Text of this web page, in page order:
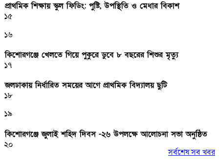
প্রাথমিক শিক্ষায় স্কুল ফিডিং: পুষ্টি, উপস্থিতি ও মেধার বিকাশ
১৫
১৬
কিশোরগঞ্জে খেলতে গিয়ে পুকুরে ডুবে ৮ বছরের শিশুর মৃত্যু
১৭
জলঢাকায় নির্ধারিত সময়ের আগে প্রাথমিক বিদ্যালয় ছুটি
১৮
১৯
কিশোরগঞ্জে জুলাই শহিদ দিবস -২৬ উপলক্ষে আলোচনা সভা অনুষ্ঠিত
২০
সর্বশেষ সব খবর